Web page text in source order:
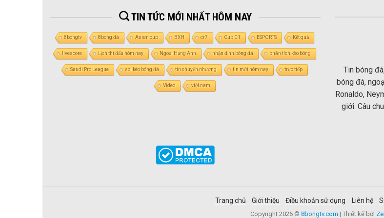
TIN TỨC MỚI NHẤT HÔM NAY
8bongtv 8bong đá Asian cup BXH cr7 Cúp C1 ESPORTS Kết quả
livescore Lịch thi đấu hôm nay Ngoại Hạng Anh nhận định bóng đá phân tích kèo bóng
Saudi Pro League soi kèo bóng đá tin chuyển nhượng tin mới hôm nay trực tiếp
Video việt nam
Tin bóng
bóng đá,
Ronaldo,
giới. Câu
Trang chủ Giới thiệu Điều khoản sử dụng Liên hệ
Copyright 2026 © 8bongtv.com | Thiết kế bởi